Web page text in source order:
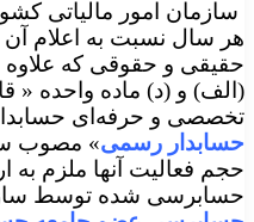
سازمان امور مالیاتی
هر سال نسبت به اعلام
حقیقی و حقوقی که
(الف) و (د) ماده واحده «
تخصصی و حرفه‌ای
حسابدار رسمی
حجم فعالیت آنها ملزم به
حسابرسی شده توسط